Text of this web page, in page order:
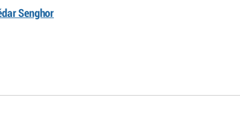
Senghor